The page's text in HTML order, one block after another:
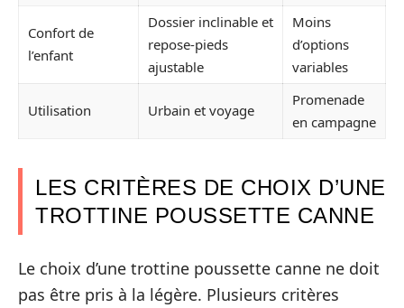
Confort de
l’enfant
Dossier inclinable et
repose-pieds
ajustable
Moins
d’options
variables
Utilisation Urbain et voyage
Promenade
en campagne
LES CRITÈRES DE CHOIX D’UNE
TROTTINE POUSSETTE CANNE
Le choix d’une trottine poussette canne ne doit
pas être pris à la légère. Plusieurs critères